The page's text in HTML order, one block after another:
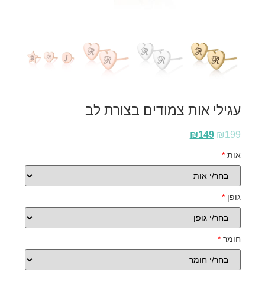
עגילי אות צמודים בצורת לב
₪199
₪149
אות*
גופן*
חומר*